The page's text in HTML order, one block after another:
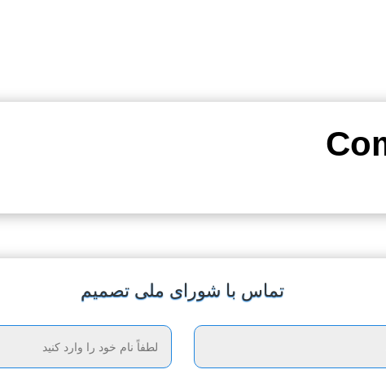
تماس با شورای ملی تصمیم